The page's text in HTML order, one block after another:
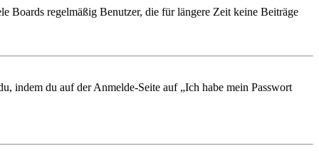
Boards regelmäßig Benutzer, die für längere Zeit keine Beiträge
indem du auf der Anmelde-Seite auf „Ich habe mein Passwort